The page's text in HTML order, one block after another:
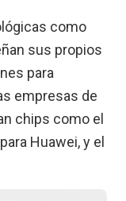
como
sus propios
para
empresas de
chips como el
Huawei, y el